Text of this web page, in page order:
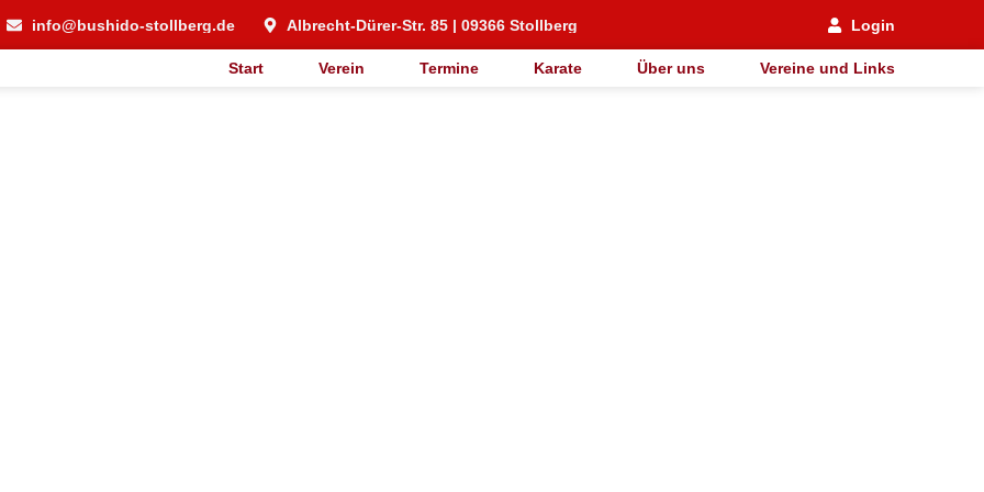
info@bushido-stollberg.de Albrecht-Dürer-Str. 85 | 09366 Stollberg Login
Start Verein Termine Karate Über uns Vereine und Links